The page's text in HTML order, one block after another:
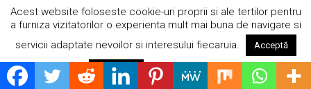
Acest website foloseste cookie-uri proprii si ale tertilor pentru
a furniza vizitatorilor o experienta mult mai buna de navigare si
servicii adaptate nevoilor si interesului fiecaruia.
Acceptă
Respinge Citește mai mult